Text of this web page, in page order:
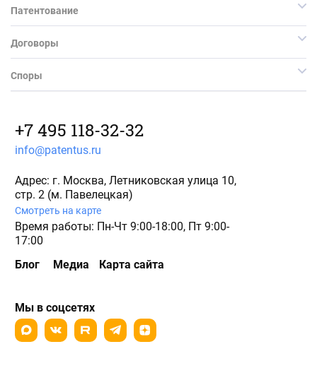
Патентование
Договоры
Споры
+7 495 118-32-32
info@patentus.ru
Адрес: г. Москва, Летниковская улица 10,
стр. 2 (м. Павелецкая)
Смотреть на карте
Время работы: Пн-Чт 9:00-18:00, Пт 9:00-
17:00
Блог
Медиа Карта сайта
Мы в соцсетях